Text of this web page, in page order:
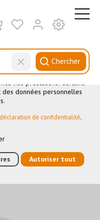
Chercher
COOKIES
notre site web : certains
du site, d'autres vous
fonctionnalités et d'autres
les utilisateurs. Ils nous
nos prestations. Certains
des données personnelles
de confidentialité.
Autoriser tout